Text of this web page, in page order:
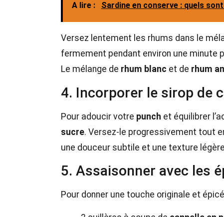
A lire : Sardine en conserve : quels
Versez lentement les rhums dans le
fermement pendant environ une minute
Le mélange de rhum blanc et de rhum
4. Incorporer le sirop de
Pour adoucir votre punch et équilibrer
sucre. Versez-le progressivement tout
une douceur subtile et une texture
5. Assaisonner avec les
Pour donner une touche originale et